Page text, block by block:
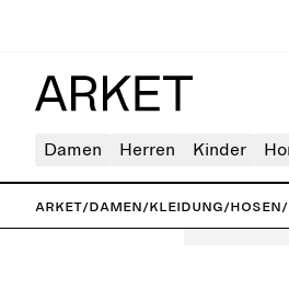
Damen Herren Kinder
ARKET/Damen/Kleidung/Hosen/